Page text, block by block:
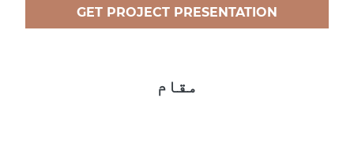
GET PROJECT PRESENTATION
مقام